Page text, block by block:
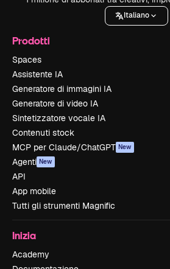
Italiano
Prodotti
Spaces
Assistente IA
Generatore di immagini IA
Generatore di video IA
Sintetizzatore vocale IA
Contenuti stock
MCP per Claude/ChatGPT New
Agenti New
API
App mobile
Tutti gli strumenti Magnific
Inizia
Academy